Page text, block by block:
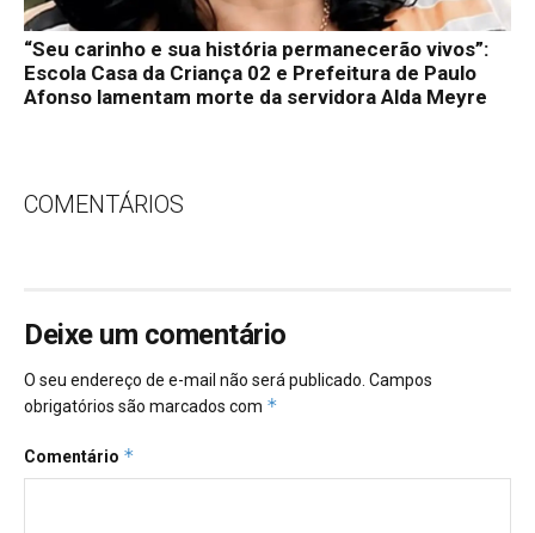
“Seu carinho e sua história permanecerão vivos”:
Escola Casa da Criança 02 e Prefeitura de Paulo
Afonso lamentam morte da servidora Alda Meyre
COMENTÁRIOS
Deixe um comentário
O seu endereço de e-mail não será publicado. Campos
obrigatórios são marcados com *
Comentário *